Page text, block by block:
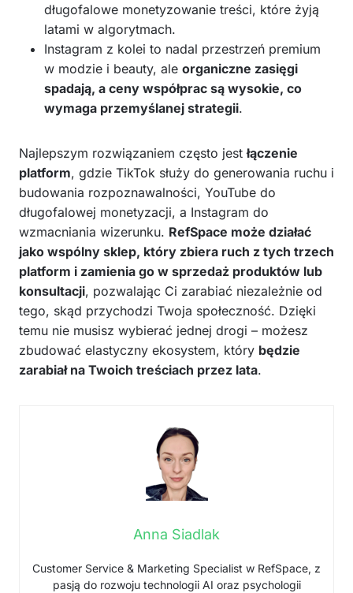
długofalowe monetyzowanie treści, które żyją
latami w algorytmach.
Instagram z kolei to nadal przestrzeń premium
w modzie i beauty, ale organiczne zasięgi
spadają, a ceny współprac są wysokie, co
wymaga przemyślanej strategii.
Najlepszym rozwiązaniem często jestłączenie
platform, gdzie TikTok służy do generowania ruchu i
budowania rozpoznawalności, YouTube do
długofalowej monetyzacji, a Instagram do
wzmacniania wizerunku. RefSpace może działać
jako wspólny sklep, który zbiera ruch z tych trzech
platform i zamienia go w sprzedaż produktów lub
konsultacji, pozwalając Ci zarabiać niezależnie od
tego, skąd przychodzi Twoja społeczność. Dzięki
temu nie musisz wybierać jednej drogi – możesz
zbudować elastyczny ekosystem, który będzie
zarabiał na Twoich treściach przez lata.
Anna Siadlak
Customer Service & Marketing Specialist w RefSpace, z
pasją do rozwoju technologii AI oraz psychologii